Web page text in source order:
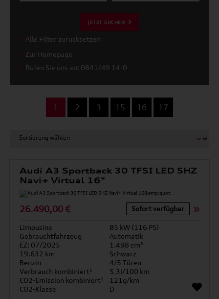
JETZT SUCHEN
Alle Filter zurücksetzen
Zur Homepage
Rufen Sie uns an: 0841/49 14-0
1 2 3 15 16 17
Audi A3 Sportback 30 TFSI LED SHZ
Navi+ Virtual 16"
26.490,00 € Sofort verfügbar
Limousine
85 kW (116 PS)
Gebrauchtfahrzeug
Automatik
EZ: 07/2025
1.498 cm³
19.632 km
Schwarz
Benzin
4/5 Türen
Verbrauch kombiniert¹
5.3l/100 km
CO2-Emission kombiniert¹
121g/km
CO2-Klasse
D